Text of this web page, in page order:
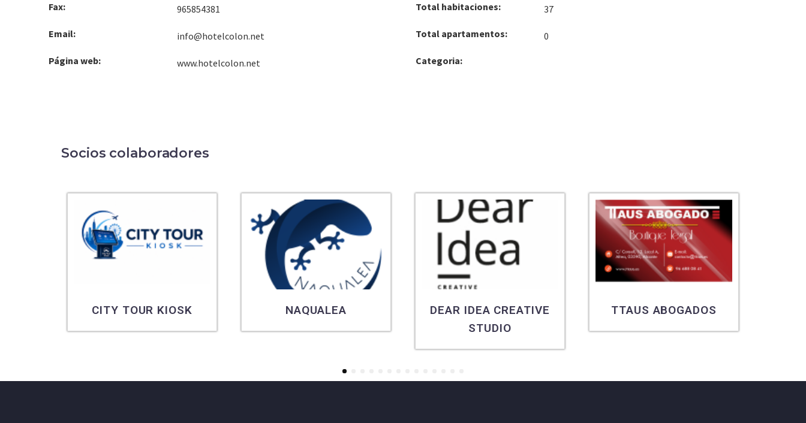
Fax: 965854381
Email: info@hotelcolon.net
Página web: www.hotelcolon.net
Total habitaciones: 37
Total apartamentos: 0
Categoria:
Socios colaboradores
CITY TOUR KIOSK NAQUALEA
DEAR IDEA CREATIVE
STUDIO
TTAUS ABOGADOS
4